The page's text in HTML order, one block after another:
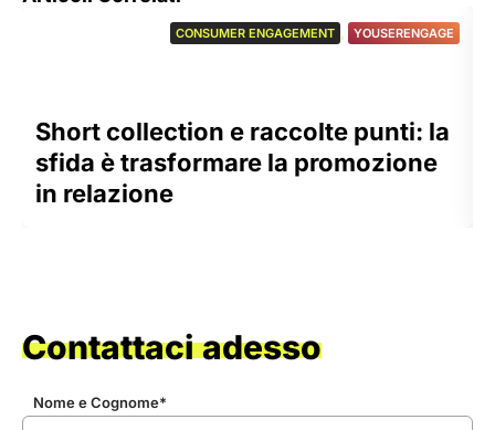
Short collection e raccolte punti: la
sfida è trasformare la promozione
in relazione
CONSUMER ENGAGEMENT , YOUSERENGAGE
Contattaci adesso
Nome e Cognome*